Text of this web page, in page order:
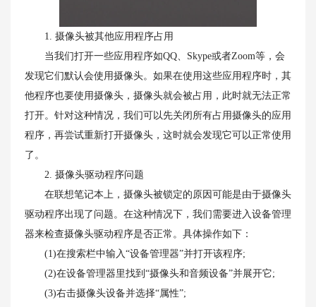
1. 摄像头被其他应用程序占用
当我们打开一些应用程序如QQ、Skype或者Zoom等，会
发现它们默认会使用摄像头。如果在使用这些应用程序时，其
他程序也要使用摄像头，摄像头就会被占用，此时就无法正常
打开。针对这种情况，我们可以先关闭所有占用摄像头的应用
程序，再尝试重新打开摄像头，这时就会发现它可以正常使用
了。
2. 摄像头驱动程序问题
在联想笔记本上，摄像头被锁定的原因可能是由于摄像头
驱动程序出现了问题。在这种情况下，我们需要进入设备管理
器来检查摄像头驱动程序是否正常。具体操作如下：
(1)在搜索栏中输入“设备管理器”并打开该程序;
(2)在设备管理器里找到“摄像头和音频设备”并展开它;
(3)右击摄像头设备并选择“属性”;